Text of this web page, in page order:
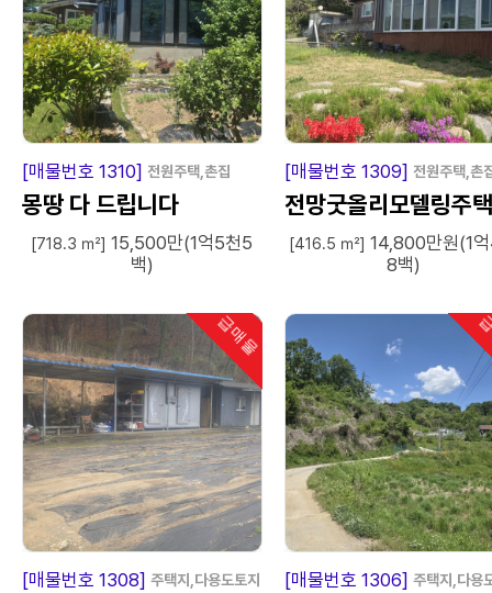
급 매 물
[매물번호 1310] 전원주택,촌집
몽땅 다 드립니다
[718.3 ㎡] 15,500만(1억5천5
백)
급 매
[매물번호 1309] 전원주택,촌
전망굿올리모델링주택
[416.5 ㎡] 14,800만원(1
8백)
급매물
인기
급 매 물
[매물번호 1308] 주택지,다용도토지 급 매
[매물번호 1306] 주택지,다용